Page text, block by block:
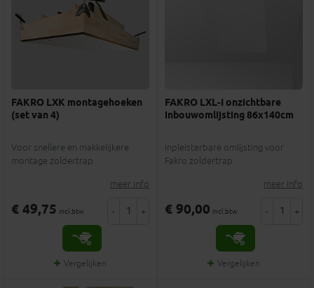
FAKRO LXK montagehoeken
(set van 4)
Voor snellere en makkelijkere
montage zoldertrap
meer info
€ 49,75 incl.btw - +
Vergelijken
FAKRO LXL-I onzichtbare
inbouwomlijsting 86x140cm
Inpleisterbare omlijsting voor
Fakro zoldertrap
meer info
€ 90,00 incl.btw - +
Vergelijken